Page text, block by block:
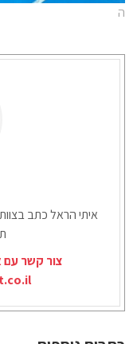
ה
איתי הראל כתב
צור קשר עם